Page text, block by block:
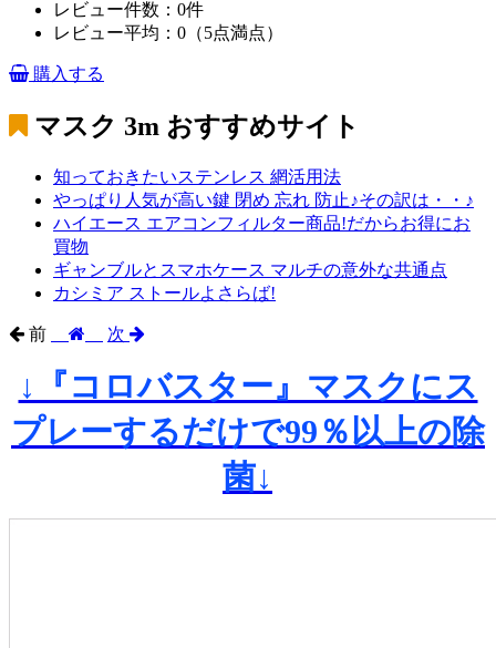
レビュー件数：0件
レビュー平均：0（5点満点）
購入する
マスク 3m おすすめサイト
知っておきたいステンレス 網活用法
やっぱり人気が高い鍵 閉め 忘れ 防止♪その訳は・・♪
ハイエース エアコンフィルター商品!だからお得にお
買物
ギャンブルとスマホケース マルチの意外な共通点
カシミア ストールよさらば!
前 次
↓『コロバスター』マスクにス
プレーするだけで99％以上の除
菌↓